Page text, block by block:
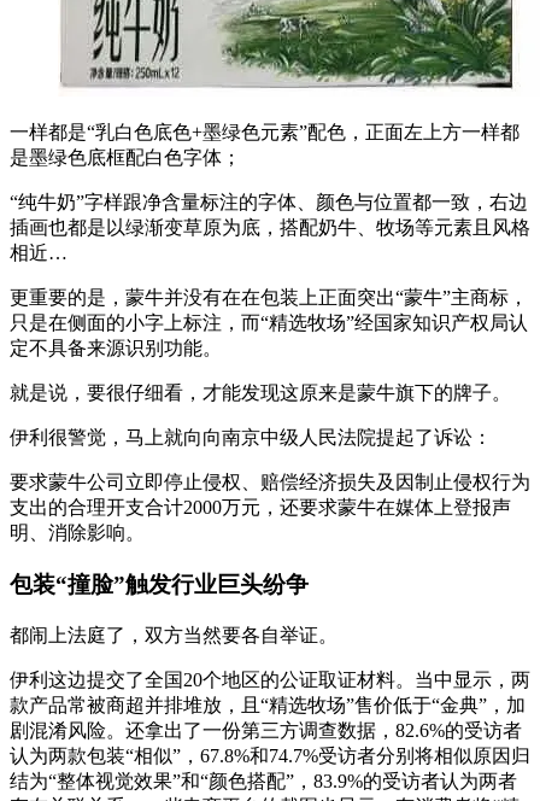
一样都是“乳白色底色+墨绿色元素”配色，正面左上方一样都
是墨绿色底框配白色字体；
“纯牛奶”字样跟净含量标注的字体、颜色与位置都一致，右边
插画也都是以绿渐变草原为底，搭配奶牛、牧场等元素且风格
相近…
更重要的是，蒙牛并没有在在包装上正面突出“蒙牛”主商标，
只是在侧面的小字上标注，而“精选牧场”经国家知识产权局认
定不具备来源识别功能。
就是说，要很仔细看，才能发现这原来是蒙牛旗下的牌子。
伊利很警觉，马上就向向南京中级人民法院提起了诉讼：
要求蒙牛公司立即停止侵权、赔偿经济损失及因制止侵权行为
支出的合理开支合计2000万元，还要求蒙牛在媒体上登报声
明、消除影响。
包装“撞脸”触发行业巨头纷争
都闹上法庭了，双方当然要各自举证。
伊利这边提交了全国20个地区的公证取证材料。当中显示，两
款产品常被商超并排堆放，且“精选牧场”售价低于“金典”，加
剧混淆风险。还拿出了一份第三方调查数据，82.6%的受访者
认为两款包装“相似”，67.8%和74.7%受访者分别将相似原因归
结为“整体视觉效果”和“颜色搭配”，83.9%的受访者认为两者